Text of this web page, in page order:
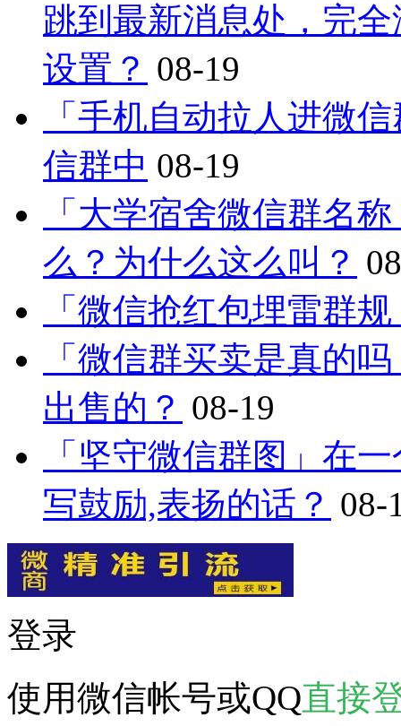
跳到最新消息处，完
设置？ 08-19
「手机自动拉人进微
信群中 08-19
「大学宿舍微信群名
么？为什么这么叫？
「微信抢红包埋雷群
「微信群买卖是真的
出售的？ 08-19
「坚守微信群图」在
写鼓励,表扬的话？ 08-
登录
使用微信帐号或QQ直接